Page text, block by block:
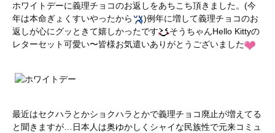
ホワイトデーに義理チョコのお返しをあちこち頂きました。(今
年は本命ぎょくすいやったから
)例年に増して義理チョコのお
返しが心にグッときて嬉しかったです
そうちゃんHello Kittyの
レターセット可愛い〜皆様お気遣いありがとうございました
最近はセクハラとかショクハラとかで義理チョコ廃止が増えてる
と聞きますが…日本人は奥ゆかしくシャイな民族性で元来コミュ